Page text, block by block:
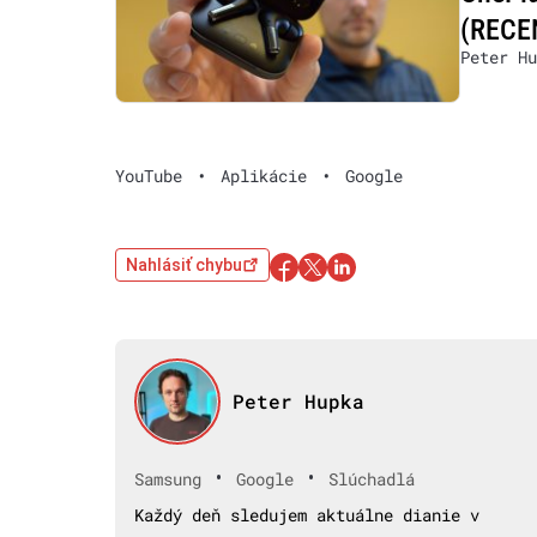
Peter
YouTube • Aplikácie • Google
Nahlásiť chybu
Peter Hupka
Samsung • Google •
Slúchadlá
Každý deň sledujem aktuálne dianie v